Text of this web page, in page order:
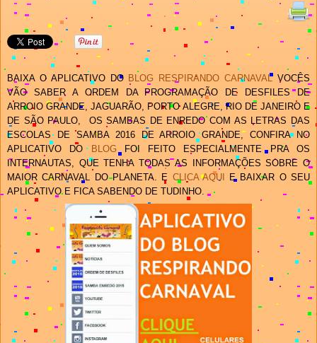
BAIXA O APLICATIVO DO BLOG RESPIRANDO CARNAVALVOCÊS
VÃO SABER A ORDEM DA PROGRAMAÇÃO DE DESFILES DE
ARROIO GRANDE, JAGUARÃO, PORTO ALEGRE, RIO DE JANEIRO E
DE SÃO PAULO, OS SAMBAS DE ENREDO COM AS LETRAS DAS
ESCOLAS DE SAMBA 2016 DE ARROIO GRANDE, CONFIRA NO
APLICATIVO DO BLOG FOI FEITO ESPECIALMENTE PRA OS
INTERNAUTAS , QUE TENHA TODAS AS INFORMAÇÕES SOBRE O
MAIOR CARNAVAL DO PLANETA. E CLICA AQUI E BAIXAR O SEU
APLICATIVO E FICA SABENDO DE TUDINHO.